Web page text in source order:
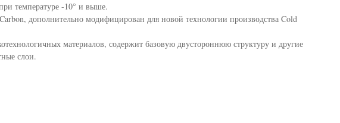
температуре -10° и выше.
дополнительно модифицирован для новой технологии производства Cold
материалов, содержит базовую двустороннюю структуру и другие
слои.